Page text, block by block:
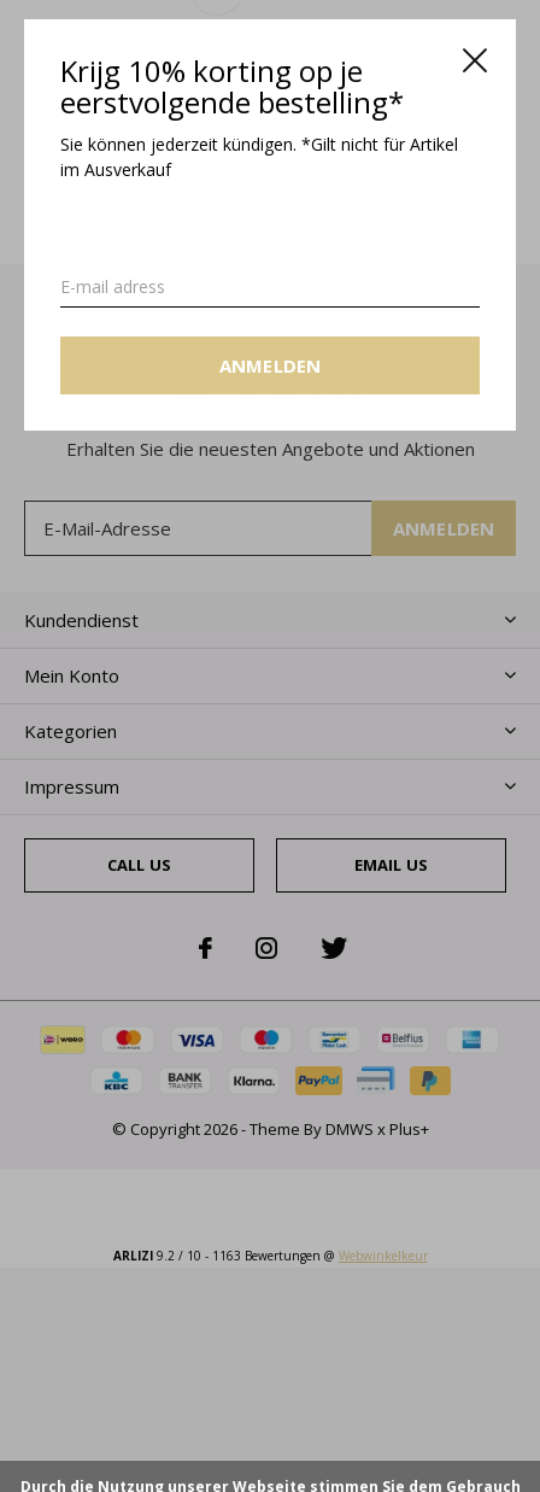
Krijg 10% korting op je
eerstvolgende bestelling*
Sie können jederzeit kündigen. *Gilt nicht für Artikel
im Ausverkauf
ANMELDEN
schwarz - Sterling Silber -
1040
€32,95
Melden Sie sich für unseren
Newsletter an
Erhalten Sie die neuesten Angebote und Aktionen
ANMELDEN
Kundendienst
Mein Konto
Kategorien
Impressum
CALL US EMAIL US
© Copyright2026- Theme ByDMWS xPlus+
ARLIZI9.2/ 10 - 1163 Bewertungen @ Webwinkelkeur
Durch die Nutzung unserer Webseite stimmen Sie dem Gebrauch